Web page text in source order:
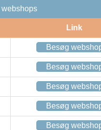
webshops
Link
Besøg
Besøg
Besøg
Besøg
Besøg